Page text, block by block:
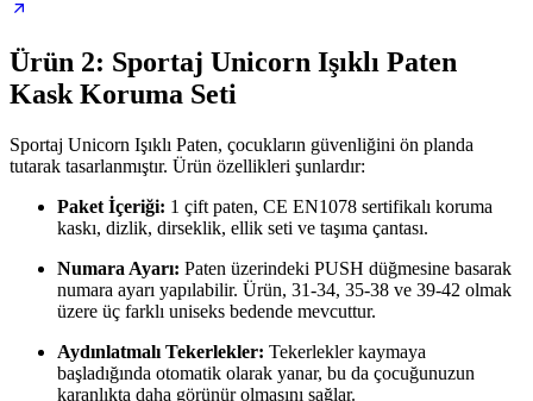
Ürün 2: Sportaj Unicorn Işıklı Paten
Kask Koruma Seti
Sportaj Unicorn Işıklı Paten, çocukların güvenliğini ön planda
tutarak tasarlanmıştır. Ürün özellikleri şunlardır:
Paket İçeriği: 1 çift paten, CE EN1078 sertifikalı koruma
kaskı, dizlik, dirseklik, ellik seti ve taşıma çantası.
Numara Ayarı: Paten üzerindeki PUSH düğmesine basarak
numara ayarı yapılabilir. Ürün, 31-34, 35-38 ve 39-42 olmak
üzere üç farklı uniseks bedende mevcuttur.
Aydınlatmalı Tekerlekler: Tekerlekler kaymaya
başladığında otomatik olarak yanar, bu da çocuğunuzun
karanlıkta daha görünür olmasını sağlar.